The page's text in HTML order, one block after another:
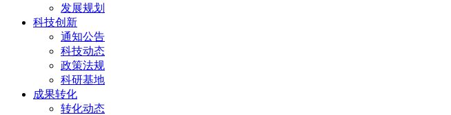
发展规划
科技创新
通知公告
科技动态
政策法规
科研基地
成果转化
转化动态